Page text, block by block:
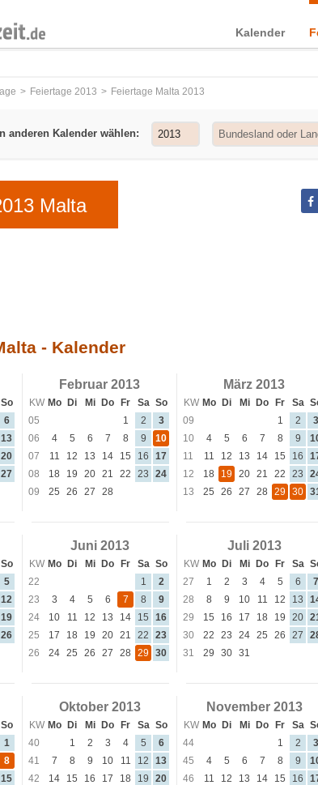
Kalender
Feiertage 2013 Feiertage Malta 2013
anderen Kalender wählen:
Malta
- Kalender
So
6
13
20
27
Februar 2013
KW Mo Di Mi Do Fr Sa So
05
1 2
3
06
4 5 6 7 8 9
10
07
11 12 13 14 15 16
17
08
18 19 20 21 22 23
24
09
25 26 27 28
März 2013
KW Mo Di Mi Do Fr Sa
09
1 2
3
10
4 5 6 7 8 9
11
11 12 13 14 15 16
12
18 19 20 21 22 23
13
25 26 27 28 29 30
So
5
12
19
26
Juni 2013
KW Mo Di Mi Do Fr Sa So
22
1
2
23
3 4 5 6 7 8
9
24
10 11 12 13 14 15
16
25
17 18 19 20 21 22
23
26
24 25 26 27 28 29 30
Juli 2013
KW Mo Di Mi Do Fr Sa
27
1 2 3 4 5 6
7
28
8 9 10 11 12 13
29
15 16 17 18 19 20
30
22 23 24 25 26 27
31
29 30 31
So
1
8
15
Oktober 2013
KW Mo Di Mi Do Fr Sa So
40
1 2 3 4 5
6
41
7 8 9 10 11 12
13
42
14 15 16 17 18 19
20
November 2013
KW Mo Di Mi Do Fr Sa
44
1 2
3
45
4 5 6 7 8 9
46
11 12 13 14 15 16